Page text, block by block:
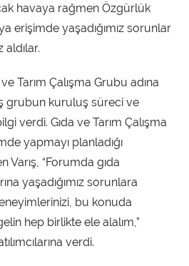
n
t
a
f
ı
n
havaya rağmen Özgürlük
erişimde yaşadığımız sorunlar
aldılar.
ve Tarım Çalışma Grubu adına
grubun kuruluş süreci ve
verdi. Gıda ve Tarım Çalışma
yapmayı planladığı
Varış, “Forumda gıda
yaşadığımız sorunlara
bu konuda
hep birlikte ele alalım,”
verdi.